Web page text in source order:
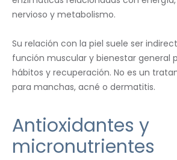
nervioso y metabolismo.
Su relación con la piel suele ser
función muscular y bienestar general
hábitos y recuperación. No es un
para manchas, acné o dermatitis.
Antioxidantes y
micronutrientes